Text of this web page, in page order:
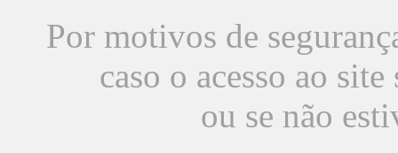
Por motivos de
caso o acesso ao
ou se não